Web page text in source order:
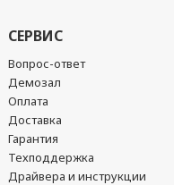
СЕРВИС
Вопрос-ответ
Демозал
Оплата
Доставка
Гарантия
Техподдержка
Драйвера и инструкции